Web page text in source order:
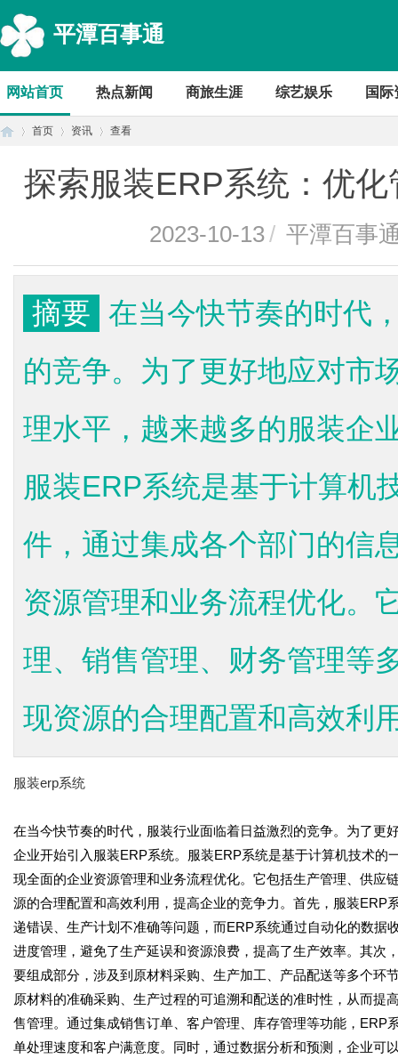
平潭百事通
网站首页 热点新闻 商旅生涯 综艺娱乐 国际
首页 资讯 查看
探索服装ERP系统：优
2023-10-13/ 平潭百事
摘要 在当今快节奏的时代
的竞争。为了更好地应对市
理水平，越来越多的服装企
服装ERP系统是基于计算机
件，通过集成各个部门的信
资源管理和业务流程优化。
理、销售管理、财务管理等
现资源的合理配置和高效利
服装erp系统
在当今快节奏的时代，服装行业面临着日益激烈的竞争。为了更
企业开始引入服装ERP系统。服装ERP系统是基于计算机技术
现全面的企业资源管理和业务流程优化。它包括生产管理、供应
源的合理配置和高效利用，提高企业的竞争力。首先，服装
递错误、生产计划不准确等问题，而ERP系统通过自动化的数
进度管理，避免了生产延误和资源浪费，提高了生产效率。其次
要组成部分，涉及到原材料采购、生产加工、产品配送等多个环
原材料的准确采购、生产过程的可追溯和配送的准时性，从而
售管理。通过集成销售订单、客户管理、库存管理等功能，
单处理速度和客户满意度。同时，通过数据分析和预测，企业可